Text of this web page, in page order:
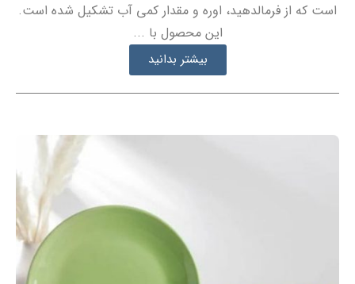
است که از فرمالدهید، اوره و مقدار کمی آب تشکیل شده است.
این محصول با ...
بیشتر بدانید